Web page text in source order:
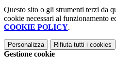
Questo sito o gli strumenti terzi da
cookie necessari al funzionamento
COOKIE POLICY.
Personalizza Rifiuta tutti i cookies
Gestione cookie